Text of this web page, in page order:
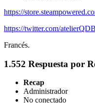
https://
https://twitter.com/atelierQDB
Francés.
1.552 Respuesta por
Recap
Administrador
No conectado